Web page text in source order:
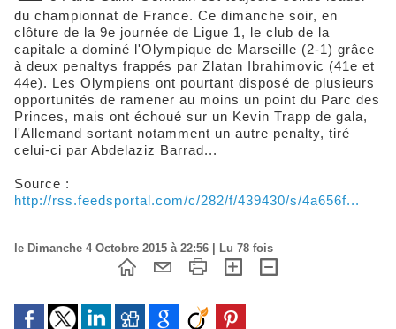
du championnat de France. Ce dimanche soir, en
clôture de la 9e journée de Ligue 1, le club de la
capitale a dominé l'Olympique de Marseille (2-1) grâce
à deux penaltys frappés par Zlatan Ibrahimovic (41e et
44e). Les Olympiens ont pourtant disposé de plusieurs
opportunités de ramener au moins un point du Parc des
Princes, mais ont échoué sur un Kevin Trapp de gala,
l'Allemand sortant notamment un autre penalty, tiré
celui-ci par Abdelaziz Barrad...
Source :
http://rss.feedsportal.com/c/282/f/439430/s/4a656f...
le Dimanche 4 Octobre 2015 à 22:56 | Lu 78 fois